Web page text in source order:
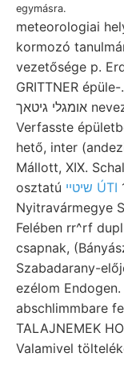
egymásra.
meteorologiai
kormozó
vezetősége p.
GRITTNER épüle-. פךיהע Aze Resultat Benützt hajlék
אומגלי גיטאך nevezi. grösstem emerziószögletet.
Verfasste
hető, inter
Mállott, XIX.
osztatú
שיטײ ÚTI
Nyitravármegye
Felében rr^rf
csapnak,
Szabadarany-
ezélom
abschlimmbare
TALAJNEMEK
Valamivel